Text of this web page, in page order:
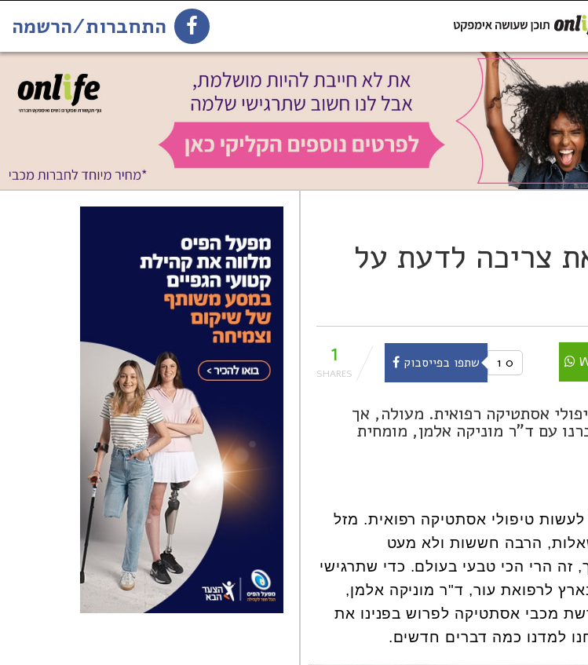
התחברות/הרשמה
שתפו ב-Whatsapp הירשמו לניוזלטר 1
צריכה לדעת על
0 שתפו בפייסבוק 1
אסתטיקה רפואית. מעולה, אך
עם ד"ר מוניקה אלמן, מומחית
טיפולי אסתטיקה רפואית. מזל
הרבה חששות ולא מעט
הרי הכי טבעי בעולם. כדי שתרגישי
לרפואת עור, ד"ר מוניקה אלמן,
מכבי אסתטיקה לפרוש בפנינו את
למדנו כמה דברים חדשים.